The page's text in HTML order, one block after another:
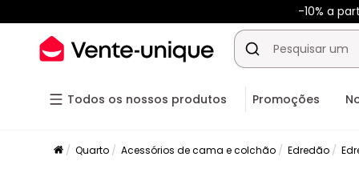
-10% a
Todos os nossos produtos Promoções
Quarto Acessórios de cama e colchão Edredão